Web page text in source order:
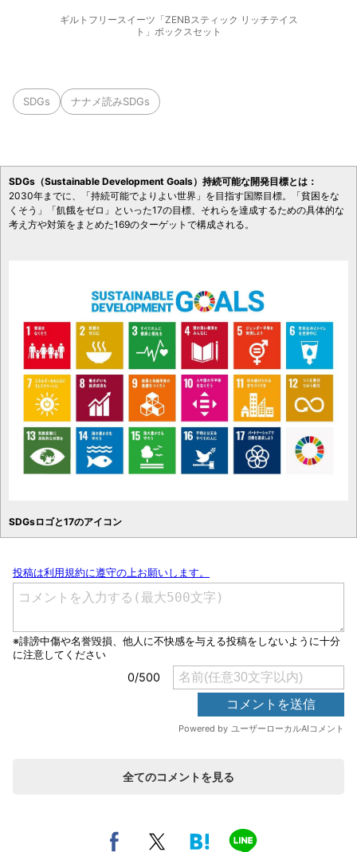
ギルトフリースイーツ「ZENBスティック リッチテイス
ト」ボックスセット
SDGs ナナメ読みSDGs
SDGs（Sustainable Development Goals）持続可能な開発目標とは：
2030年までに、「持続可能でよりよい世界」を目指す国際目標。「貧困をな
くそう」「飢餓をゼロ」といった17の目標、それらを達成するための具体的な
考え方や対策をまとめた169のターゲットで構成される。
SDGsロゴと17のアイコン
全てのコメントを見る